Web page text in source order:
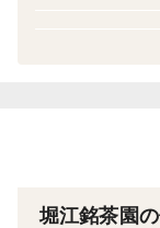
★ 特上煎茶
堀江銘茶園